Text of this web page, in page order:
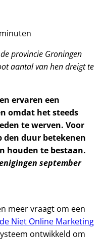
provincie Groningen
aantal van hen dreigt te
ervaren een
omdat het steeds
te werven. Voor
duur betekenen
houden te bestaan.
september
meer vraagt om een
Niet Online Marketing
ontwikkeld om